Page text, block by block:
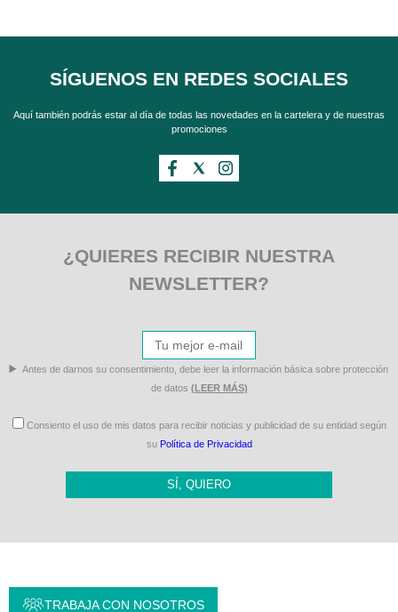
SÍGUENOS EN REDES SOCIALES
Aquí también podrás estar al día de todas las novedades en la cartelera y de nuestras
promociones
¿QUIERES RECIBIR NUESTRA
NEWSLETTER?
Antes de darnos su consentimiento, debe leer la información básica sobre protección
de datos (LEER MÁS)
Consiento el uso de mis datos para recibir noticias y publicidad de su entidad según
su Política de Privacidad
SÍ, QUIERO
TRABAJA CON NOSOTROS